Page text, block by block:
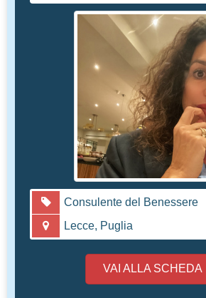
Consulente del Benessere
Lecce, Puglia
VAI ALLA SCHEDA